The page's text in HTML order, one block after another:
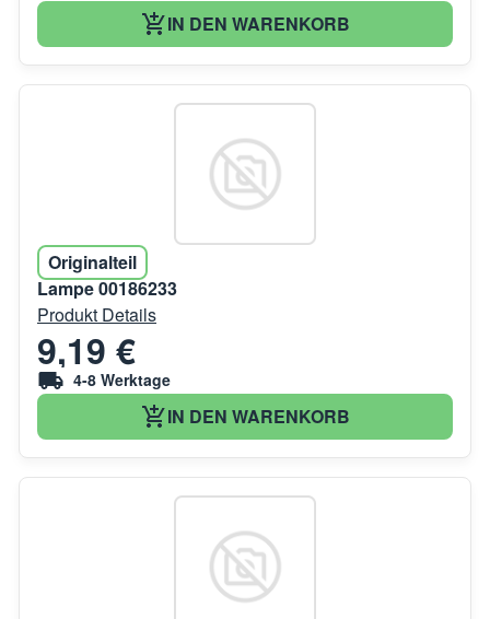
IN DEN WARENKORB
Originalteil
Lampe 00186233
Produkt Details
9,19 €
4-8 Werktage
IN DEN WARENKORB